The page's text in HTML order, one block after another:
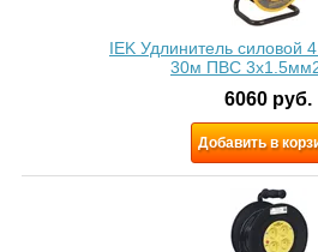
IEK Удлинитель силовой
30м ПВС
6060 руб.
Добавить в